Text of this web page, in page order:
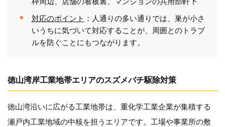
対応のポイント ：人通りの多い通りでは、巣が小さ
いうちに気づいて対応することが、周囲とのトラブ
ルを防ぐことにもつながります。
徳山湾岸工業地帯エリアのスズメバチ駆除対策
徳山湾沿いに広がる工業地帯は、重化学工業企業が集積する
瀬戸内工業地域の中核を担うエリアです。工場や事業所の敷